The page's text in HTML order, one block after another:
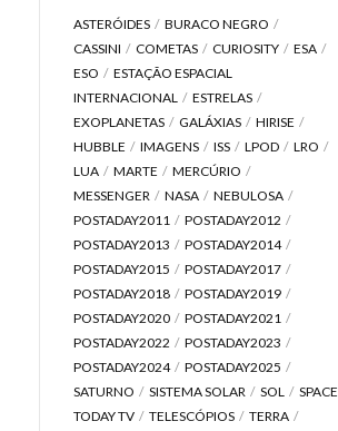
ASTERÓIDES
BURACO NEGRO
CASSINI
COMETAS CURIOSITY
ESA
ESO
ESTAÇÃO ESPACIAL
INTERNACIONAL
ESTRELAS
EXOPLANETAS
GALÁXIAS
HIRISE
HUBBLE
IMAGENS ISS LPOD
LRO
LUA
MARTE
MERCÚRIO
MESSENGER
NASA
NEBULOSA
POSTADAY2011
POSTADAY2012
POSTADAY2013
POSTADAY2014
POSTADAY2015
POSTADAY2017
POSTADAY2018
POSTADAY2019
POSTADAY2020
POSTADAY2021
POSTADAY2022
POSTADAY2023
POSTADAY2024
POSTADAY2025
SATURNO
SISTEMA SOLAR SOL
SPACE
TODAY TV
TELESCÓPIOS
TERRA